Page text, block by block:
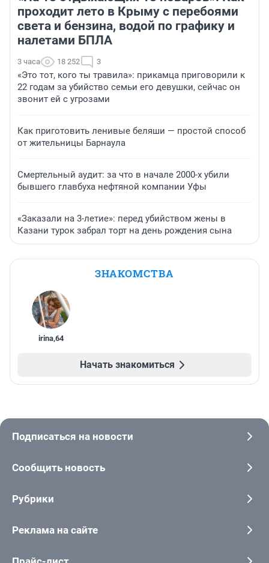
проходит лето в Крыму с перебоями
света и бензина, водой по графику и
налетами БПЛА
3 часа 18 252 3
«Это тот, кого ты травила»: прикамца приговорили к
22 годам за убийство семьи его девушки, сейчас он
звонит ей с угрозами
Как приготовить ленивые беляши — простой способ
от жительницы Барнаула
Смертельный аудит: за что в начале 2000-х убили
бывшего главбуха нефтяной компании Уфы
«Заказали на 3-летие»: перед убийством жены в
Казани турок забрал торт на день рождения сына
ЗНАКОМСТВА
irina,64
Начать знакомиться
Подписаться на новости
Сообщить новость
Рубрики
Реклама на сайте